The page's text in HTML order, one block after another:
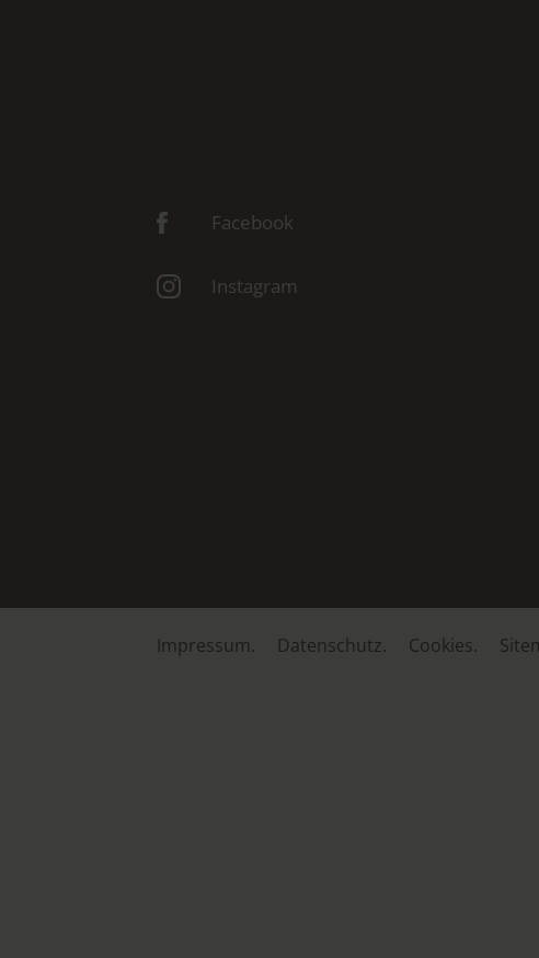
Facebook
Instagram
Impressum. Datenschutz. Cookies.